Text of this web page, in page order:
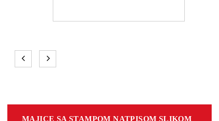
MAJICE SA STAMPOM NATPISOM SLIKOM